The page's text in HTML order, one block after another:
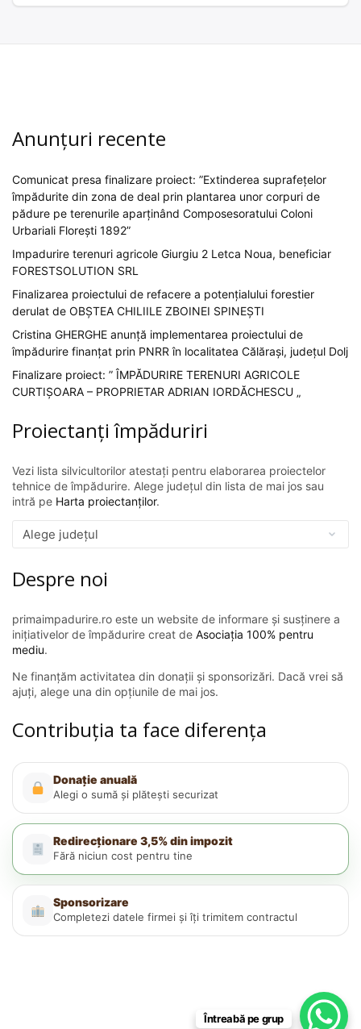
Anunțuri recente
Comunicat presa finalizare proiect: ”Extinderea suprafețelor
împădurite din zona de deal prin plantarea unor corpuri de
pădure pe terenurile aparținând Composesoratului Coloni
Urbariali Florești 1892”
Impadurire terenuri agricole Giurgiu 2 Letca Noua, beneficiar
FORESTSOLUTION SRL
Finalizarea proiectului de refacere a potențialului forestier
derulat de OBȘTEA CHILIILE ZBOINEI SPINEȘTI
Cristina GHERGHE anunță implementarea proiectului de
împădurire finanțat prin PNRR în localitatea Călărași, județul Dolj
Finalizare proiect: ” ÎMPĂDURIRE TERENURI AGRICOLE
CURTIȘOARA – PROPRIETAR ADRIAN IORDĂCHESCU „
Proiectanți împăduriri
Vezi lista silvicultorilor atestați pentru elaborarea proiectelor
tehnice de împădurire. Alege județul din lista de mai jos sau
intră pe Harta proiectanților.
Despre noi
primaimpadurire.ro este un website de informare și susținere a
inițiativelor de împădurire creat de Asociația 100% pentru
mediu.
Ne finanțăm activitatea din donații și sponsorizări. Dacă vrei să
ajuți, alege una din opțiunile de mai jos.
Contribuția ta face diferența
Donație anuală
Alegi o sumă și plătești securizat
Redirecționare 3,5% din impozit
Fără niciun cost pentru tine
Sponsorizare
Completezi datele firmei și îți trimitem contractul
Întreabă pe grup